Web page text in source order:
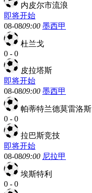
内皮尔市流浪
即将开始
08-0809:00 墨西甲
杜兰戈
0 - 0
皮拉塔斯
即将开始
08-0809:00 墨西甲
帕蒂特兰德莫雷洛斯
0 - 0
拉巴斯竞技
即将开始
08-0809:00 尼拉甲
埃斯特利
0 - 0